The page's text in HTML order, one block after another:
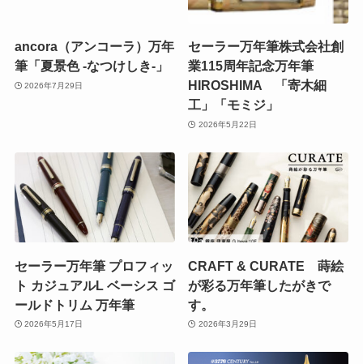
ancora（アンコーラ）万年
筆「夏景色 -なつけしき-」
2026年7月29日
セーラー万年筆株式会社創
業115周年記念万年筆
HIROSHIMA 「寄木細
工」「モミジ」
2026年5月22日
セーラー万年筆 プロフィッ
ト カジュアルL ベーシス ゴ
ールドトリム 万年筆
2026年5月17日
CRAFT & CURATE 蒔絵
が彩る万年筆したがきで
す。
2026年3月29日